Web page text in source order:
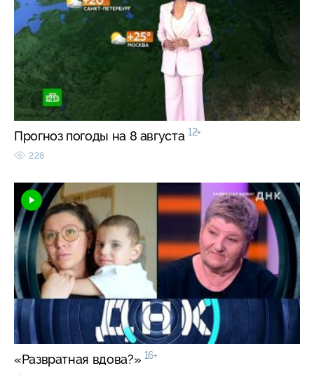
Прогноз погоды на 8 августа 12+
228
«Развратная вдова?» 16+